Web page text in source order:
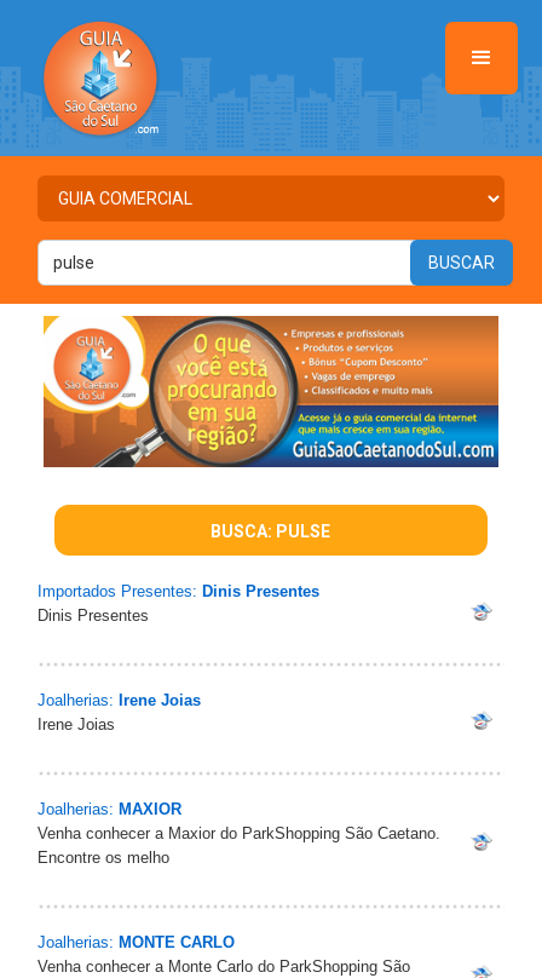
BUSCA: PULSE
Importados Presentes: Dinis Presentes
Dinis Presentes
Joalherias: Irene Joias
Irene Joias
Joalherias: MAXIOR
Venha conhecer a Maxior do ParkShopping São Caetano.
Encontre os melho
Joalherias: MONTE CARLO
Venha conhecer a Monte Carlo do ParkShopping São